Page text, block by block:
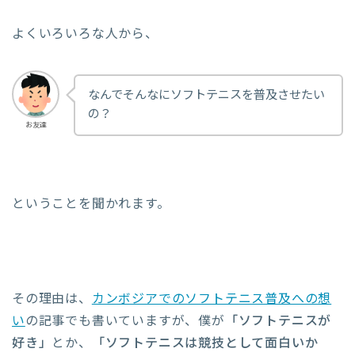
よくいろいろな人から、
お友達
なんでそんなにソフトテニスを普及させたい
の？
ということを聞かれます。
その理由は、 カンボジアでのソフトテニス普及への想
いの記事でも書いていますが、僕が 「ソフトテニスが
好き」 とか、
「ソフトテニスは競技として面白いか